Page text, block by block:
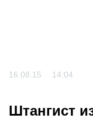
16.08.15 14:04
Штангист